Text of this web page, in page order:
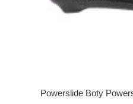
Powerslide Boty